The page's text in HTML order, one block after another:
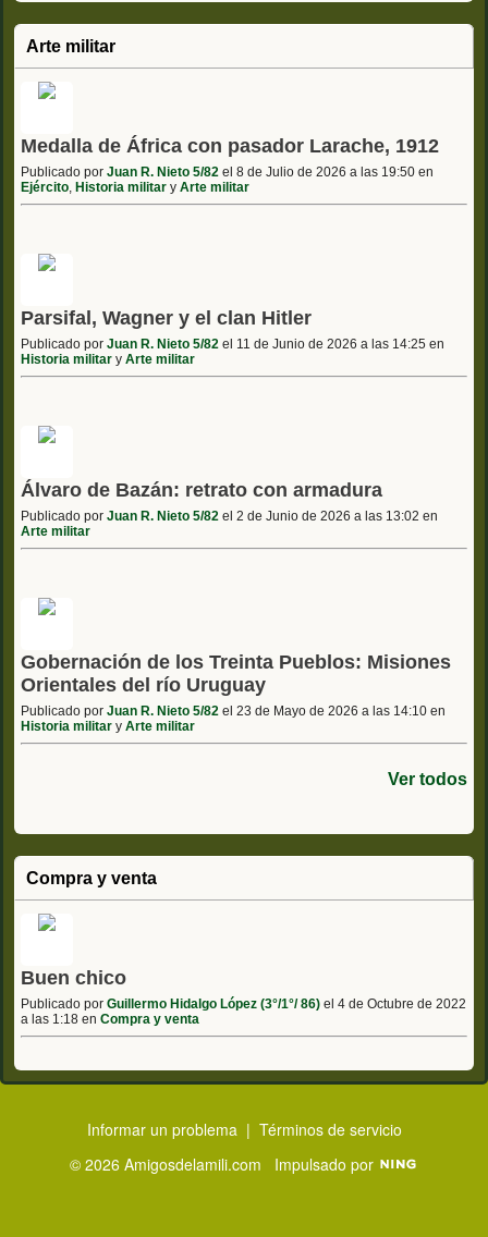
Arte militar
Medalla de África con pasador Larache, 1912
Publicado por Juan R. Nieto 5/82 el 8 de Julio de 2026 a las 19:50 en
Ejército Historia militar y Arte militar
Parsifal, Wagner y el clan Hitler
Publicado por Juan R. Nieto 5/82 el 11 de Junio de 2026 a las 14:25 en
Historia militar y Arte militar
Álvaro de Bazán: retrato con armadura
Publicado por Juan R. Nieto 5/82 el 2 de Junio de 2026 a las 13:02 en
Arte militar
Gobernación de los Treinta Pueblos: Misiones
Orientales del río Uruguay
Publicado por Juan R. Nieto 5/82 el 23 de Mayo de 2026 a las 14:10 en
Historia militar y Arte militar
Ver todos
Compra y venta
Buen chico
Publicado por Guillermo Hidalgo López (3°/1°/ 86) el 4 de Octubre de 2022
a las 1:18 en Compra y venta
Informar un problema | Términos de servicio
© 2026 Amigosdelamili.com Impulsado por